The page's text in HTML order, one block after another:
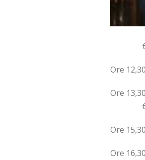
€
Ore
Ore
€
Ore
Ore